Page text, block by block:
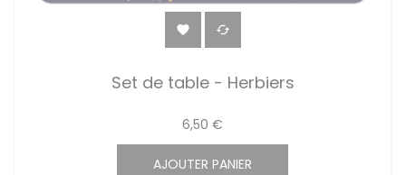
 
Set de table - Herbiers
6,50 €
AJOUTER PANIER